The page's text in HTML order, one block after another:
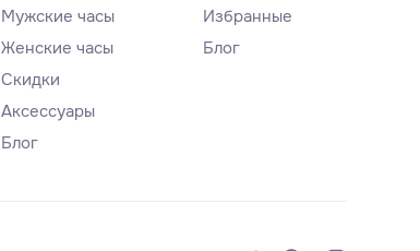
Мужские часы
Женские часы
Скидки
Аксессуары
Блог
Избранные
Блог